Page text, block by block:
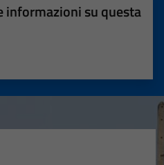
informazioni su questa
su 5
5